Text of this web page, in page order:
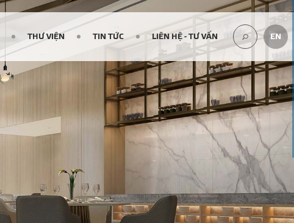
THƯ VIỆN TIN TỨC LIÊN HỆ - TƯ VẤN
TÌM
KIẾM...
EN